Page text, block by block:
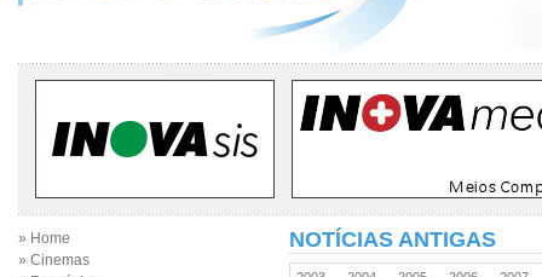
» Home
» Cinemas
NOTÍCIAS ANTIGAS